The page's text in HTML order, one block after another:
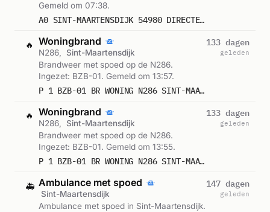
Gemeld om 07:38.
A0 SINT-MAARTENSDIJK 54980 DIRECTE INZET: JA
🔥 Woningbrand
N286, Sint-Maartensdijk
Brandweer met spoed op de N286.
Ingezet: BZB-01. Gemeld om 13:57.
P 1 BZB-01 BR WONING N286 SINT-MAARTENSDIJK 192234
133 dagen
geleden
🔥 Woningbrand
N286, Sint-Maartensdijk
Brandweer met spoed op de N286.
Ingezet: BZB-01. Gemeld om 13:55.
P 1 BZB-01 BR WONING N286 SINT-MAARTENSDIJK 192234
133 dagen
geleden
🚑 Ambulance met spoed
Sint-Maartensdijk
Ambulance met spoed in Sint-Maartensdijk.
147 dagen
geleden